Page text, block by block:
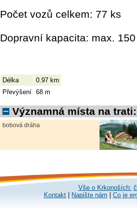
Počet vozů celkem: 77 ks
Dopravní kapacita: max.
Délka
0.97 km
Převýšení 68 m
Významná místa na trati:
bobová dráha
Vše o Krkonoších:
Kontakt
Napište nám Co je